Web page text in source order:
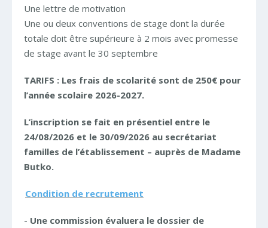
Une lettre de motivation
Une ou deux conventions de stage dont la durée
totale doit être supérieure à 2 mois avec promesse
de stage avant le 30 septembre
TARIFS : Les frais de scolarité sont de 250€ pour
l’année scolaire 2026-2027.
L’inscription se fait en présentiel entre le
24/08/2026 et le 30/09/2026 au secrétariat
familles de l’établissement – auprès de Madame
Butko.
Condition de recrutement
- Une commission évaluera le dossier de